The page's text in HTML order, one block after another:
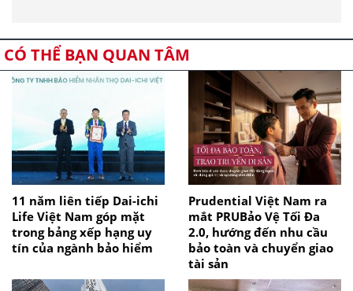
CÓ THỂ BẠN QUAN TÂM
11 năm liên tiếp Dai-ichi
Life Việt Nam góp mặt
trong bảng xếp hạng uy
tín của ngành bảo hiểm
Prudential Việt Nam ra
mắt PRUBảo Vệ Tối Đa
2.0, hướng đến nhu cầu
bảo toàn và chuyển giao
tài sản